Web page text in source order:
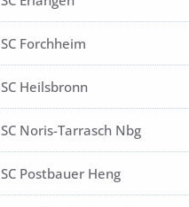
SC Forchheim
SC Heilsbronn
SC Noris-Tarrasch Nbg
SC Postbauer Heng